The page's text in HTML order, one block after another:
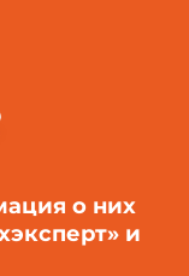
о них
и